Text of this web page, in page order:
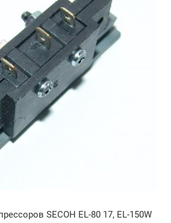
SECOH EL-80 17, EL-150W